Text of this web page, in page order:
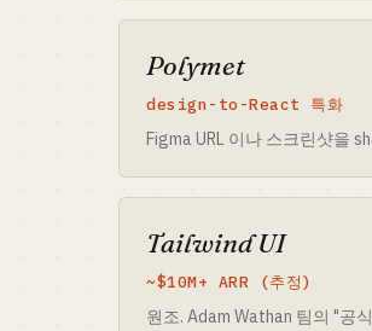
Polymet
design-to-React 특화
Figma URL 이나 스크린샷을
Tailwind UI
~$10M+ ARR (추정)
원조. Adam Wathan 팀의 "공